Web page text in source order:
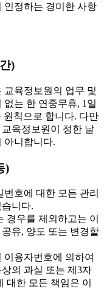
정하는 경미한 사항
)
교육정보원의 업무 및
는 한 연중무휴, 1일
원칙으로 합니다. 다만
육정보원이 정한 날
아니합니다.
)
호에 대한 모든 관리
니다.
우를 제외하고는 이
유, 양도 또는 변경할
용자번호에 의하여
의 과실 또는 제3자
대한 모든 책임은 이